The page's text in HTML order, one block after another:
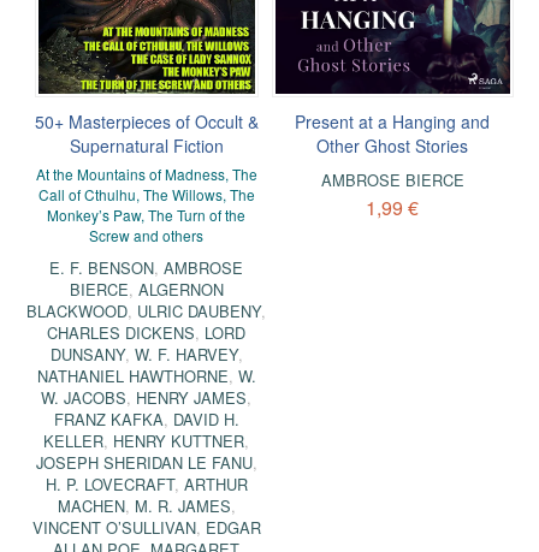
50+ Masterpieces of Occult &
Supernatural Fiction
At the Mountains of Madness, The
Call of Cthulhu, The Willows, The
Monkey’s Paw, The Turn of the
Screw and others
E. F. BENSON,AMBROSE
BIERCE, ALGERNON
BLACKWOOD, ULRIC DAUBENY,
CHARLES DICKENS, LORD
DUNSANY, W. F. HARVEY,
NATHANIEL HAWTHORNE, W.
W. JACOBS, HENRY JAMES,
FRANZ KAFKA, DAVID H.
KELLER, HENRY KUTTNER,
JOSEPH SHERIDAN LE FANU,
H. P. LOVECRAFT, ARTHUR
MACHEN, M. R. JAMES,
VINCENT O’SULLIVAN, EDGAR
Present at a Hanging and
Other Ghost Stories
AMBROSE BIERCE
1,99 €